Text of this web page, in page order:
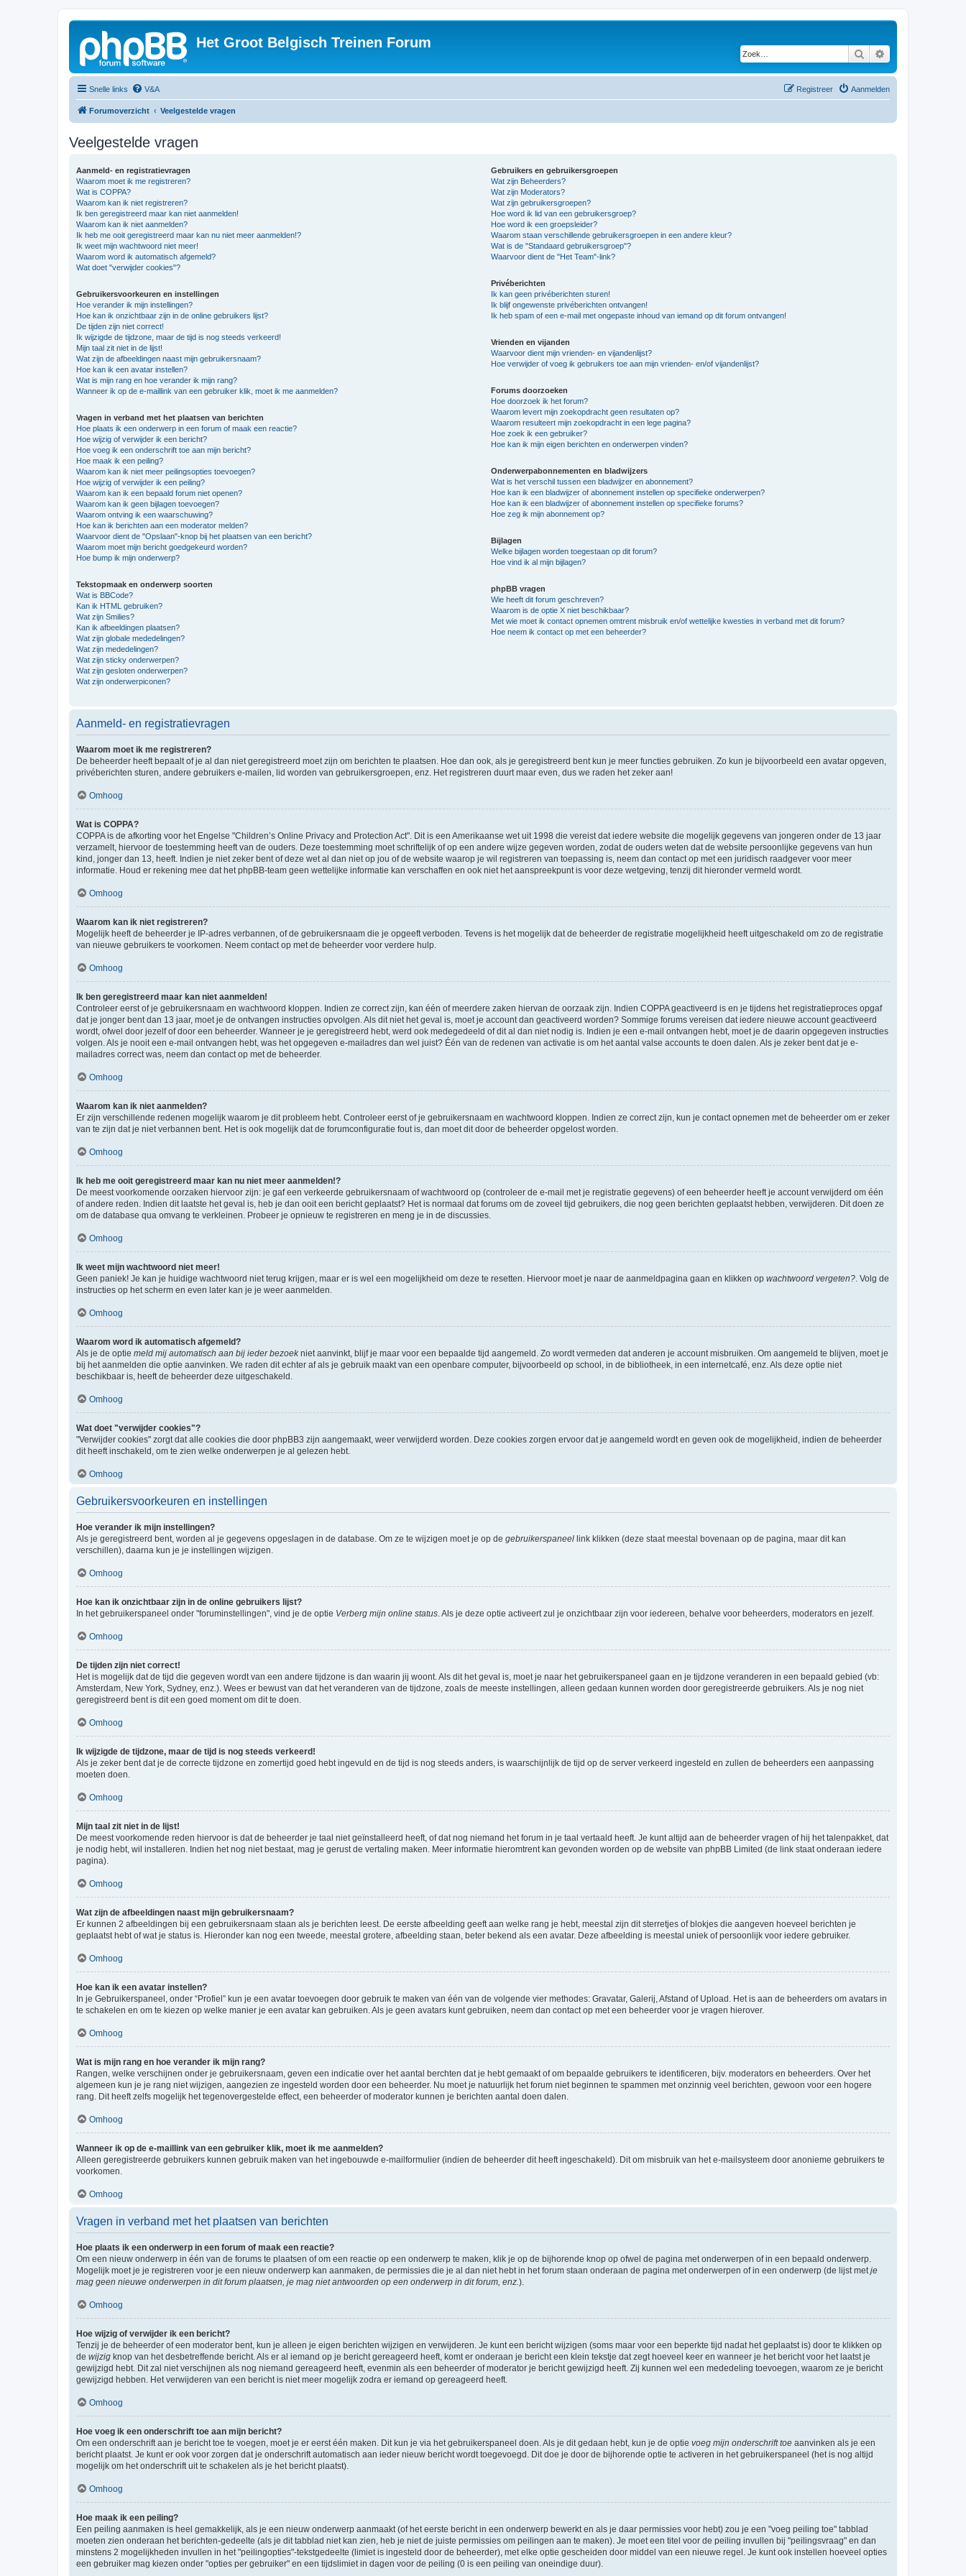
Het Groot Belgisch Treinen Forum
Zoek
Snelle links V&A Aanmelden
Registreer
Forumoverzicht Veelgestelde vragen
Veelgestelde vragen
Aanmeld- en registratievragen
Waarom moet ik me registreren?
Wat is COPPA?
Waarom kan ik niet registreren?
Ik ben geregistreerd maar kan niet aanmelden!
Waarom kan ik niet aanmelden?
Ik heb me ooit geregistreerd maar kan nu niet meer aanmelden!?
Ik weet mijn wachtwoord niet meer!
Waarom word ik automatisch afgemeld?
Wat doet "verwijder cookies"?
Gebruikersvoorkeuren en instellingen
Hoe verander ik mijn instellingen?
Hoe kan ik onzichtbaar zijn in de online gebruikers lijst?
De tijden zijn niet correct!
Ik wijzigde de tijdzone, maar de tijd is nog steeds verkeerd!
Mijn taal zit niet in de lijst!
Wat zijn de afbeeldingen naast mijn gebruikersnaam?
Hoe kan ik een avatar instellen?
Wat is mijn rang en hoe verander ik mijn rang?
Wanneer ik op de e-maillink van een gebruiker klik, moet ik me aanmelden?
Vragen in verband met het plaatsen van berichten
Hoe plaats ik een onderwerp in een forum of maak een reactie?
Hoe wijzig of verwijder ik een bericht?
Hoe voeg ik een onderschrift toe aan mijn bericht?
Hoe maak ik een peiling?
Waarom kan ik niet meer peilingsopties toevoegen?
Hoe wijzig of verwijder ik een peiling?
Waarom kan ik een bepaald forum niet openen?
Waarom kan ik geen bijlagen toevoegen?
Waarom ontving ik een waarschuwing?
Hoe kan ik berichten aan een moderator melden?
Waarvoor dient de "Opslaan"-knop bij het plaatsen van een bericht?
Waarom moet mijn bericht goedgekeurd worden?
Hoe bump ik mijn onderwerp?
Tekstopmaak en onderwerp soorten
Wat is BBCode?
Kan ik HTML gebruiken?
Wat zijn Smilies?
Kan ik afbeeldingen plaatsen?
Wat zijn globale mededelingen?
Wat zijn mededelingen?
Wat zijn sticky onderwerpen?
Wat zijn gesloten onderwerpen?
Wat zijn onderwerpiconen?
Gebruikers en gebruikersgroepen
Wat zijn Beheerders?
Wat zijn Moderators?
Wat zijn gebruikersgroepen?
Hoe word ik lid van een gebruikersgroep?
Hoe word ik een groepsleider?
Waarom staan verschillende gebruikersgroepen in een andere kleur?
Wat is de "Standaard gebruikersgroep"?
Waarvoor dient de "Het Team"-link?
Privéberichten
Ik kan geen privéberichten sturen!
Ik blijf ongewenste privéberichten ontvangen!
Ik heb spam of een e-mail met ongepaste inhoud van iemand op dit forum ontvangen!
Vrienden en vijanden
Waarvoor dient mijn vrienden- en vijandenlijst?
Hoe verwijder of voeg ik gebruikers toe aan mijn vrienden- en/of vijandenlijst?
Forums doorzoeken
Hoe doorzoek ik het forum?
Waarom levert mijn zoekopdracht geen resultaten op?
Waarom resulteert mijn zoekopdracht in een lege pagina?
Hoe zoek ik een gebruiker?
Hoe kan ik mijn eigen berichten en onderwerpen vinden?
Onderwerpabonnementen en bladwijzers
Wat is het verschil tussen een bladwijzer en abonnement?
Hoe kan ik een bladwijzer of abonnement instellen op specifieke onderwerpen?
Hoe kan ik een bladwijzer of abonnement instellen op specifieke forums?
Hoe zeg ik mijn abonnement op?
Bijlagen
Welke bijlagen worden toegestaan op dit forum?
Hoe vind ik al mijn bijlagen?
phpBB vragen
Wie heeft dit forum geschreven?
Waarom is de optie X niet beschikbaar?
Met wie moet ik contact opnemen omtrent misbruik en/of wettelijke kwesties in verband met dit forum?
Hoe neem ik contact op met een beheerder?
Aanmeld- en registratievragen
Waarom moet ik me registreren?
De beheerder heeft bepaalt of je al dan niet geregistreerd moet zijn om berichten te plaatsen. Hoe dan ook, als je geregistreerd bent kun je meer functies gebruiken. Zo kun je bijvoorbeeld een avatar opgeven,
privéberichten sturen, andere gebruikers e-mailen, lid worden van gebruikersgroepen, enz. Het registreren duurt maar even, dus we raden het zeker aan!
Omhoog
Wat is COPPA?
COPPA is de afkorting voor het Engelse "Children’s Online Privacy and Protection Act". Dit is een Amerikaanse wet uit 1998 die vereist dat iedere website die mogelijk gegevens van jongeren onder de 13 jaar
verzamelt, hiervoor de toestemming heeft van de ouders. Deze toestemming moet schriftelijk of op een andere wijze gegeven worden, zodat de ouders weten dat de website persoonlijke gegevens van hun
kind, jonger dan 13, heeft. Indien je niet zeker bent of deze wet al dan niet op jou of de website waarop je wil registreren van toepassing is, neem dan contact op met een juridisch raadgever voor meer
informatie. Houd er rekening mee dat het phpBB-team geen wettelijke informatie kan verschaffen en ook niet het aanspreekpunt is voor deze wetgeving, tenzij dit hieronder vermeld wordt.
Omhoog
Waarom kan ik niet registreren?
Mogelijk heeft de beheerder je IP-adres verbannen, of de gebruikersnaam die je opgeeft verboden. Tevens is het mogelijk dat de beheerder de registratie mogelijkheid heeft uitgeschakeld om zo de registratie
van nieuwe gebruikers te voorkomen. Neem contact op met de beheerder voor verdere hulp.
Omhoog
Ik ben geregistreerd maar kan niet aanmelden!
Controleer eerst of je gebruikersnaam en wachtwoord kloppen. Indien ze correct zijn, kan één of meerdere zaken hiervan de oorzaak zijn. Indien COPPA geactiveerd is en je tijdens het registratieproces opgaf
dat je jonger bent dan 13 jaar, moet je de ontvangen instructies opvolgen. Als dit niet het geval is, moet je account dan geactiveerd worden? Sommige forums vereisen dat iedere nieuwe account geactiveerd
wordt, ofwel door jezelf of door een beheerder. Wanneer je je geregistreerd hebt, werd ook medegedeeld of dit al dan niet nodig is. Indien je een e-mail ontvangen hebt, moet je de daarin opgegeven instructies
volgen. Als je nooit een e-mail ontvangen hebt, was het opgegeven e-mailadres dan wel juist? Één van de redenen van activatie is om het aantal valse accounts te doen dalen. Als je zeker bent dat je e-
mailadres correct was, neem dan contact op met de beheerder.
Omhoog
Waarom kan ik niet aanmelden?
Er zijn verschillende redenen mogelijk waarom je dit probleem hebt. Controleer eerst of je gebruikersnaam en wachtwoord kloppen. Indien ze correct zijn, kun je contact opnemen met de beheerder om er zeker
van te zijn dat je niet verbannen bent. Het is ook mogelijk dat de forumconfiguratie fout is, dan moet dit door de beheerder opgelost worden.
Omhoog
Ik heb me ooit geregistreerd maar kan nu niet meer aanmelden!?
De meest voorkomende oorzaken hiervoor zijn: je gaf een verkeerde gebruikersnaam of wachtwoord op (controleer de e-mail met je registratie gegevens) of een beheerder heeft je account verwijderd om één
of andere reden. Indien dit laatste het geval is, heb je dan ooit een bericht geplaatst? Het is normaal dat forums om de zoveel tijd gebruikers, die nog geen berichten geplaatst hebben, verwijderen. Dit doen ze
om de database qua omvang te verkleinen. Probeer je opnieuw te registreren en meng je in de discussies.
Omhoog
Ik weet mijn wachtwoord niet meer!
Geen paniek! Je kan je huidige wachtwoord niet terug krijgen, maar er is wel een mogelijkheid om deze te resetten. Hiervoor moet je naar de aanmeldpagina gaan en klikken op wachtwoord vergeten?. Volg de
instructies op het scherm en even later kan je je weer aanmelden.
Omhoog
Waarom word ik automatisch afgemeld?
Als je de optie meld mij automatisch aan bij ieder bezoekniet aanvinkt, blijf je maar voor een bepaalde tijd aangemeld. Zo wordt vermeden dat anderen je account misbruiken. Om aangemeld te blijven, moet je
bij het aanmelden die optie aanvinken. We raden dit echter af als je gebruik maakt van een openbare computer, bijvoorbeeld op school, in de bibliotheek, in een internetcafé, enz. Als deze optie niet
beschikbaar is, heeft de beheerder deze uitgeschakeld.
Omhoog
Wat doet "verwijder cookies"?
"Verwijder cookies" zorgt dat alle cookies die door phpBB3 zijn aangemaakt, weer verwijderd worden. Deze cookies zorgen ervoor dat je aangemeld wordt en geven ook de mogelijkheid, indien de beheerder
dit heeft inschakeld, om te zien welke onderwerpen je al gelezen hebt.
Omhoog
Gebruikersvoorkeuren en instellingen
Hoe verander ik mijn instellingen?
Als je geregistreerd bent, worden al je gegevens opgeslagen in de database. Om ze te wijzigen moet je op de gebruikerspaneel link klikken (deze staat meestal bovenaan op de pagina, maar dit kan
verschillen), daarna kun je je instellingen wijzigen.
Omhoog
Hoe kan ik onzichtbaar zijn in de online gebruikers lijst?
In het gebruikerspaneel onder "foruminstellingen", vind je de optie Verberg mijn online status. Als je deze optie activeert zul je onzichtbaar zijn voor iedereen, behalve voor beheerders, moderators en jezelf.
Omhoog
De tijden zijn niet correct!
Het is mogelijk dat de tijd die gegeven wordt van een andere tijdzone is dan waarin jij woont. Als dit het geval is, moet je naar het gebruikerspaneel gaan en je tijdzone veranderen in een bepaald gebied (vb:
Amsterdam, New York, Sydney, enz.). Wees er bewust van dat het veranderen van de tijdzone, zoals de meeste instellingen, alleen gedaan kunnen worden door geregistreerde gebruikers. Als je nog niet
geregistreerd bent is dit een goed moment om dit te doen.
Omhoog
Ik wijzigde de tijdzone, maar de tijd is nog steeds verkeerd!
Als je zeker bent dat je de correcte tijdzone en zomertijd goed hebt ingevuld en de tijd is nog steeds anders, is waarschijnlijk de tijd op de server verkeerd ingesteld en zullen de beheerders een aanpassing
moeten doen.
Omhoog
Mijn taal zit niet in de lijst!
De meest voorkomende reden hiervoor is dat de beheerder je taal niet geïnstalleerd heeft, of dat nog niemand het forum in je taal vertaald heeft. Je kunt altijd aan de beheerder vragen of hij het talenpakket, dat
je nodig hebt, wil installeren. Indien het nog niet bestaat, mag je gerust de vertaling maken. Meer informatie hieromtrent kan gevonden worden op de website van phpBB Limited (de link staat onderaan iedere
pagina).
Omhoog
Wat zijn de afbeeldingen naast mijn gebruikersnaam?
Er kunnen 2 afbeeldingen bij een gebruikersnaam staan als je berichten leest. De eerste afbeelding geeft aan welke rang je hebt, meestal zijn dit sterretjes of blokjes die aangeven hoeveel berichten je
geplaatst hebt of wat je status is. Hieronder kan nog een tweede, meestal grotere, afbeelding staan, beter bekend als een avatar. Deze afbeelding is meestal uniek of persoonlijk voor iedere gebruiker.
Omhoog
Hoe kan ik een avatar instellen?
In je Gebruikerspaneel, onder “Profiel” kun je een avatar toevoegen door gebruik te maken van één van de volgende vier methodes: Gravatar, Galerij, Afstand of Upload. Het is aan de beheerders om avatars in
te schakelen en om te kiezen op welke manier je een avatar kan gebruiken. Als je geen avatars kunt gebruiken, neem dan contact op met een beheerder voor je vragen hierover.
Omhoog
Wat is mijn rang en hoe verander ik mijn rang?
Rangen, welke verschijnen onder je gebruikersnaam, geven een indicatie over het aantal berchten dat je hebt gemaakt of om bepaalde gebruikers te identificeren, bijv. moderators en beheerders. Over het
algemeen kun je je rang niet wijzigen, aangezien ze ingesteld worden door een beheerder. Nu moet je natuurlijk het forum niet beginnen te spammen met onzinnig veel berichten, gewoon voor een hogere
rang. Dit heeft zelfs mogelijk het tegenovergestelde effect, een beheerder of moderator kunnen je berichten aantal doen dalen.
Omhoog
Wanneer ik op de e-maillink van een gebruiker klik, moet ik me aanmelden?
Alleen geregistreerde gebruikers kunnen gebruik maken van het ingebouwde e-mailformulier (indien de beheerder dit heeft ingeschakeld). Dit om misbruik van het e-mailsysteem door anonieme gebruikers te
voorkomen.
Omhoog
Vragen in verband met het plaatsen van berichten
Hoe plaats ik een onderwerp in een forum of maak een reactie?
Om een nieuw onderwerp in één van de forums te plaatsen of om een reactie op een onderwerp te maken, klik je op de bijhorende knop op ofwel de pagina met onderwerpen of in een bepaald onderwerp.
Mogelijk moet je je registreren voor je een nieuw onderwerp kan aanmaken, de permissies die je al dan niet hebt in het forum staan onderaan de pagina met onderwerpen of in een onderwerp (de lijst metje
mag geen nieuwe onderwerpen in dit forum plaatsen, je mag niet antwoorden op een onderwerp in dit forum, enz.).
Omhoog
Hoe wijzig of verwijder ik een bericht?
Tenzij je de beheerder of een moderator bent, kun je alleen je eigen berichten wijzigen en verwijderen. Je kunt een bericht wijzigen (soms maar voor een beperkte tijd nadat het geplaatst is) door te klikken op
de wijzig knop van het desbetreffende bericht. Als er al iemand op je bericht gereageerd heeft, komt er onderaan je bericht een klein tekstje dat zegt hoeveel keer en wanneer je het bericht voor het laatst je
gewijzigd hebt. Dit zal niet verschijnen als nog niemand gereageerd heeft, evenmin als een beheerder of moderator je bericht gewijzigd heeft. Zij kunnen wel een mededeling toevoegen, waarom ze je bericht
gewijzigd hebben. Het verwijderen van een bericht is niet meer mogelijk zodra er iemand op gereageerd heeft.
Omhoog
Hoe voeg ik een onderschrift toe aan mijn bericht?
Om een onderschrift aan je bericht toe te voegen, moet je er eerst één maken. Dit kun je via het gebruikerspaneel doen. Als je dit gedaan hebt, kun je de optie voeg mijn onderschrift toe aanvinken als je een
bericht plaatst. Je kunt er ook voor zorgen dat je onderschrift automatisch aan ieder nieuw bericht wordt toegevoegd. Dit doe je door de bijhorende optie te activeren in het gebruikerspaneel (het is nog altijd
mogelijk om het onderschrift uit te schakelen als je het bericht plaatst).
Omhoog
Hoe maak ik een peiling?
Een peiling aanmaken is heel gemakkelijk, als je een nieuw onderwerp aanmaakt (of het eerste bericht in een onderwerp bewerkt en als je daar permissies voor hebt) zou je een "voeg peiling toe" tabblad
moeten zien onderaan het berichten-gedeelte (als je dit tabblad niet kan zien, heb je niet de juiste permissies om peilingen aan te maken). Je moet een titel voor de peiling invullen bij "peilingsvraag" en dan
minstens 2 mogelijkheden invullen in het "peilingopties"-tekstgedeelte (limiet is ingesteld door de beheerder), met elke optie gescheiden door middel van een nieuwe regel. Je kunt ook instellen hoeveel opties
een gebruiker mag kiezen onder "opties per gebruiker" en een tijdslimiet in dagen voor de peiling (0 is een peiling van oneindige duur).